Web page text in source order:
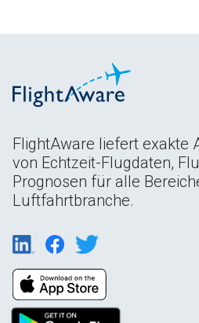
FlightAware liefert exakte
von Echtzeit-Flugdaten,
Prognosen für alle
Luftfahrtbranche.